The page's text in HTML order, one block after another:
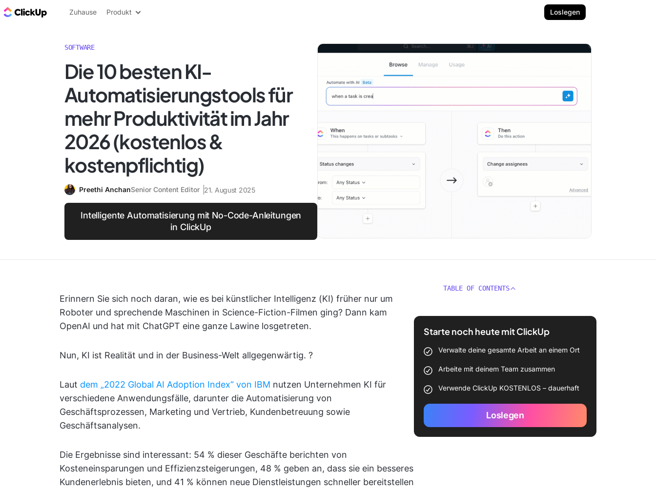
ClickUp Blog
Zuhause Produkt Loslegen
SOFTWARE
Die 10 besten KI-
Automatisierungstools für
mehr Produktivität im Jahr
2026 (kostenlos &
kostenpflichtig)
Preethi AnchanSenior Content Editor 21. August 2025
Intelligente Automatisierung mit No-Code-Anleitungen
in ClickUp
Erinnern Sie sich noch daran, wie es bei künstlicher Intelligenz (KI) früher nur um
Roboter und sprechende Maschinen in Science-Fiction-Filmen ging? Dann kam
OpenAI und hat mit ChatGPT eine ganze Lawine losgetreten.
Nun, KI ist Realität und in der Business-Welt allgegenwärtig. ?
Laut dem „2022 Global AI Adoption Index“ von IBM nutzen Unternehmen KI für
verschiedene Anwendungsfälle, darunter die Automatisierung von
Geschäftsprozessen, Marketing und Vertrieb, Kundenbetreuung sowie
Geschäftsanalysen.
Die Ergebnisse sind interessant: 54 % dieser Geschäfte berichten von
Kosteneinsparungen und Effizienzsteigerungen, 48 % geben an, dass sie ein besseres
Kundenerlebnis bieten, und 41 % können neue Dienstleistungen schneller bereitstellen
TABLE OF CONTENTS
Starte noch heute mit ClickUp
Verwalte deine gesamte Arbeit an einem Ort
Arbeite mit deinem Team zusammen
Verwende ClickUp KOSTENLOS – dauerhaft
Loslegen